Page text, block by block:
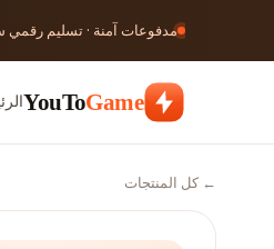
مدفوعات آمنة · تسليم رقمي
YouToGame
← كل المنتجات